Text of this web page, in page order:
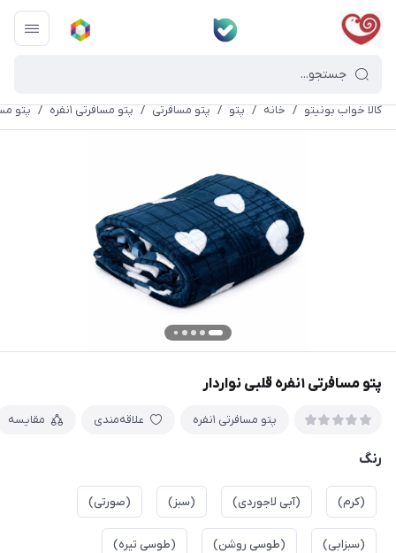
کالا خواب بونیتو / خانه / پتو / پتو مسافرتی / پتو مسافرتی ۱نفره / پتو مسافرتی
پتو مسافرتی ۱نفره قلبی نواردار
پتو مسافرتی ۱نفره علاقه‌مندی مقایسه
رنگ
(کرم) (آبی لاجوردی) (سبز) (صورتی)
(سبزابی) (طوسی روشن) (طوسی تیره)